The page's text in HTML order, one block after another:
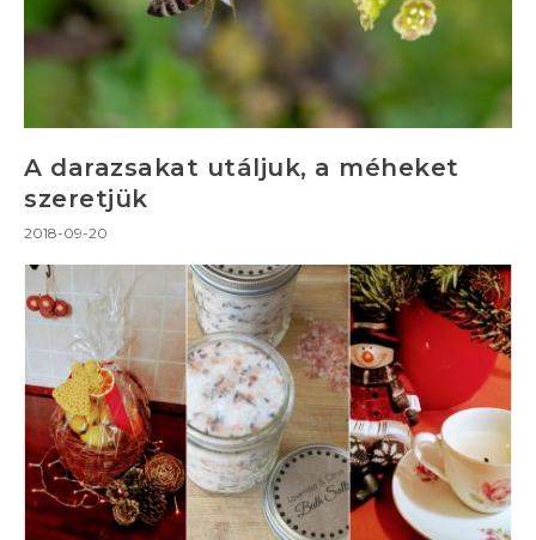
A darazsakat utáljuk, a méheket
szeretjük
2018-09-20